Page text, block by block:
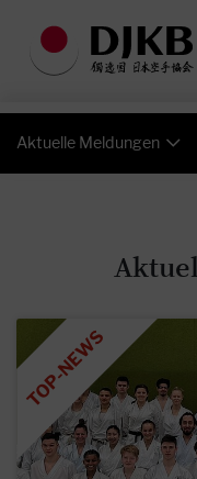
Aktuelle Meldungen